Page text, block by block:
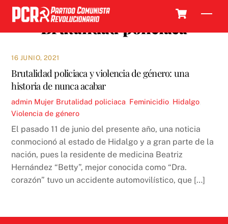
Skip
content
Brutalidad policiaca
16 JUNIO, 2021
Brutalidad policiaca y violencia de género: una
historia de nunca acabar
admin Mujer Brutalidad policiaca Feminicidio Hidalgo
Violencia de género
El pasado 11 de junio del presente año, una noticia
conmocionó al estado de Hidalgo y a gran parte de la
nación, pues la residente de medicina Beatriz
Hernández “Betty”, mejor conocida como “Dra.
corazón” tuvo un accidente automovilístico, que […]